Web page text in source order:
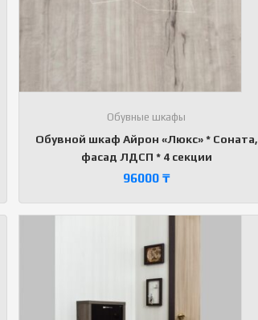
Обувные шкафы
Обувной шкаф Айрон «Люкс» * Соната,
фасад ЛДСП * 4 секции
96000 ₸